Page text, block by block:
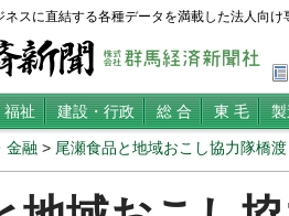
スに直結する各種データを満載した法人向け
福祉 建設・行政 総 合 東 毛
金融 > 尾瀬食品と地域おこし協力隊橋